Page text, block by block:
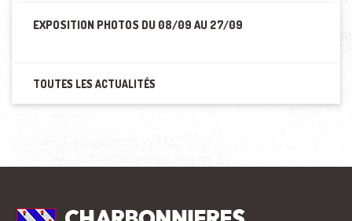
EXPOSITION PHOTOS DU 08/09 AU 27/09
TOUTES LES ACTUALITÉS